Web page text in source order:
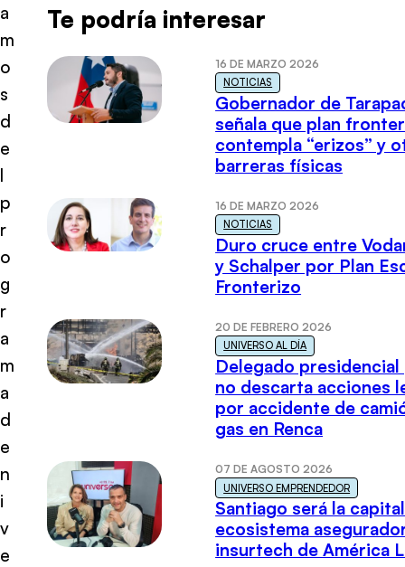
a
m
o
s
d
e
l
p
r
o
g
r
a
m
a
d
e
n
i
v
e
Te podría interesar
16 DE MARZO 2026
NOTICIAS
Gobernador de
señala que plan
contempla “erizos” y
barreras físicas
16 DE MARZO 2026
NOTICIAS
Duro cruce entre
y Schalper por Plan
Fronterizo
20 DE FEBRERO 2026
UNIVERSO AL DÍA
Delegado presidencial
no descarta acciones
por accidente de
gas en Renca
07 DE AGOSTO 2026
UNIVERSO EMPRENDEDOR
Santiago será la
ecosistema
insurtech de América